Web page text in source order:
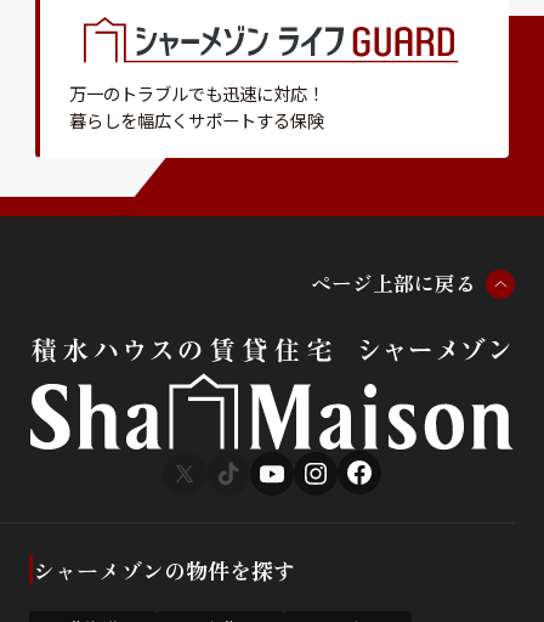
万一のトラブルでも迅速に対応！
暮らしを幅広くサポートする保険
ページ 上部に戻る
シャーメゾンの物件を探す